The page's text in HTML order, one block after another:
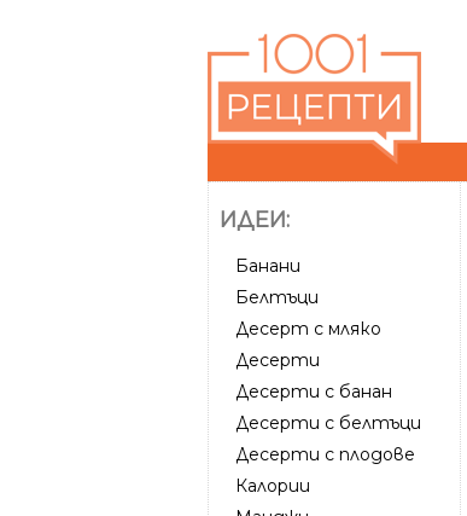
ИДЕИ:
Банани
Белтъци
Десерт с мляко
Десерти
Десерти с банан
Десерти с белтъци
Десерти с плодове
Калории